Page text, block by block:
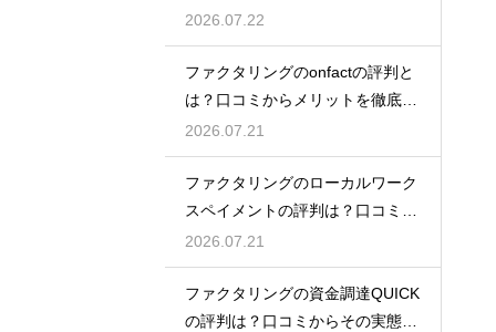
態を徹底解説
2026.07.22
ファクタリングのonfactの評判と
は？口コミからメリットを徹底解
説
2026.07.21
ファクタリングのローカルワーク
スペイメントの評判は？口コミで
実態を解説
2026.07.21
ファクタリングの資金調達QUICK
の評判は？口コミからその実態を